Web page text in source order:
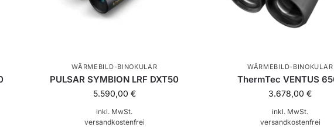
WÄRMEBILD-BINOKULAR
PULSAR SYMBION LRF DXT50
5.590,00 €
inkl. MwSt.
versandkostenfrei
WÄRMEBILD-BINOKULAR
ThermTec VENTUS
3.678,00€
inkl. MwSt.
versandkostenfrei